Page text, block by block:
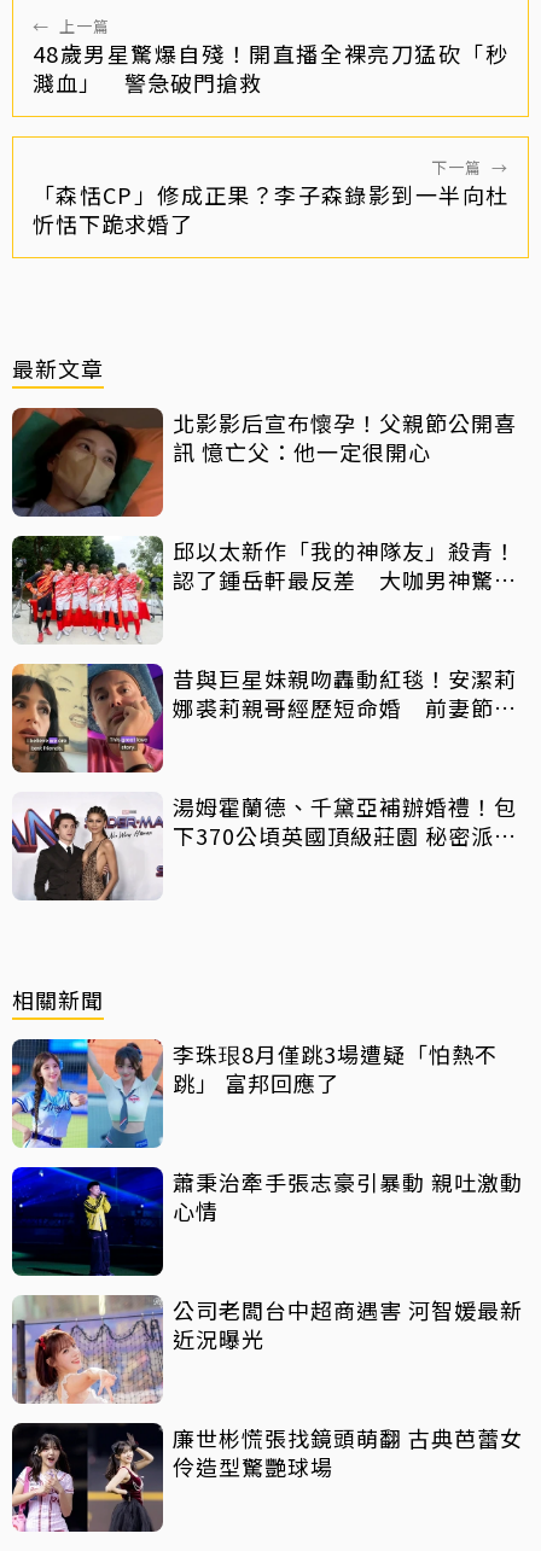
← 上一篇
48歲男星驚爆自殘！開直播全裸亮刀猛砍「秒
濺血」 警急破門搶救
下一篇 →
「森恬CP」修成正果？李子森錄影到一半向杜
忻恬下跪求婚了
最新文章
北影影后宣布懷孕！父親節公開喜
訊 憶亡父：他一定很開心
邱以太新作「我的神隊友」殺青！
認了鍾岳軒最反差 大咖男神驚喜
昔與巨星妹親吻轟動紅毯！安潔莉
娜裘莉親哥經歷短命婚 前妻節目
湯姆霍蘭德、千黛亞補辦婚禮！包
下370公頃英國頂級莊園 秘密派對
相關新聞
李珠珢8月僅跳3場遭疑「怕熱不
跳」 富邦回應了
蕭秉治牽手張志豪引暴動 親吐激動
心情
公司老闆台中超商遇害 河智媛最新
近況曝光
廉世彬慌張找鏡頭萌翻 古典芭蕾女
伶造型驚艷球場